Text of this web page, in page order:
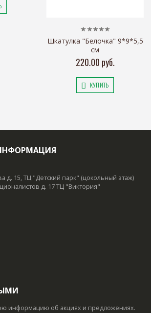
Шкатулка "Белочка" 9*9*5,5
см
220.00 руб.
КУПИТЬ
д. 15, ТЦ "Детский парк" (цокольный этаж)
д. 17 ТЦ "Виктория"
информацию об акциях и предложениях.